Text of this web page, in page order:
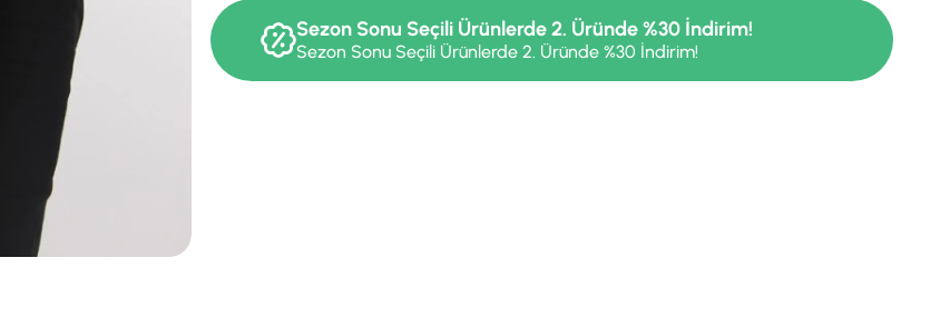
Sezon Sonu Seçili Ürünlerde 2. Üründe %30 İndirim!
Sezon Sonu Seçili Ürünlerde 2. Üründe %30 İndirim!